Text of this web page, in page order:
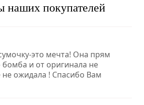
наших покупателей
это мечта! Она прям
бомба и от оригинала не
не ожидала ! Спасибо Вам